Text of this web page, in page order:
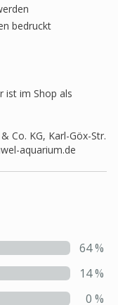
bedruckt
ist im Shop als
Co. KG, Karl-Göx-Str.
aquarium.de
64%
14%
0 %